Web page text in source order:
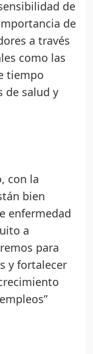
de
de
a través
como las
tiempo
de salud y
con la
bien
enfermedad
a
para
y fortalecer